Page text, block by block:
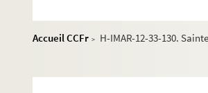
Accueil CCFr >
H-IMAR-12-33-130.